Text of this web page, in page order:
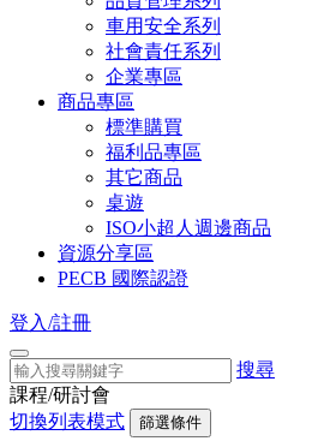
車用安全系列
社會責任系列
企業專區
商品專區
標準購買
福利品專區
其它商品
桌遊
ISO小超人週邊商品
資源分享區
PECB 國際認證
登入/註冊
搜尋
課程/研討會
切換列表模式
篩選條件